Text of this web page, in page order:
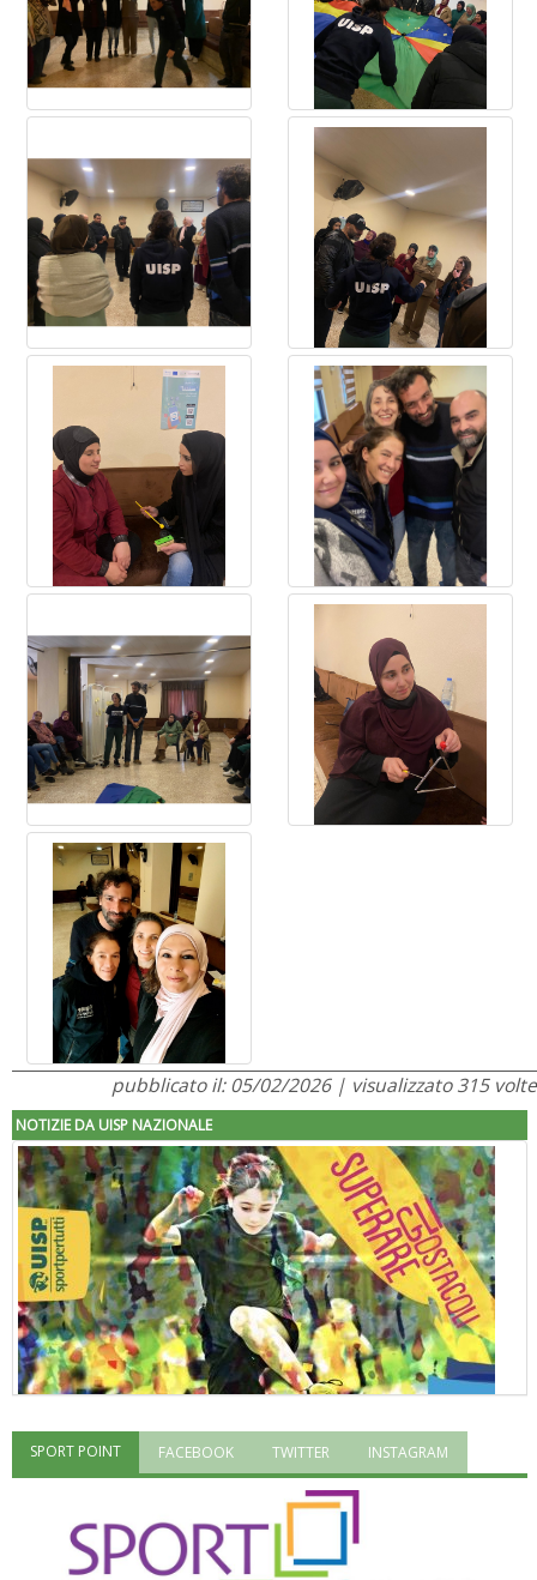
pubblicato il: 05/02/2026 | visualizzato 315 volte
NOTIZIE DA UISP NAZIONALE
"Superare gli ostacoli": la relazione di Tiziano Pesce al CN Uisp
SPORT POINT FACEBOOK TWITTER INSTAGRAM